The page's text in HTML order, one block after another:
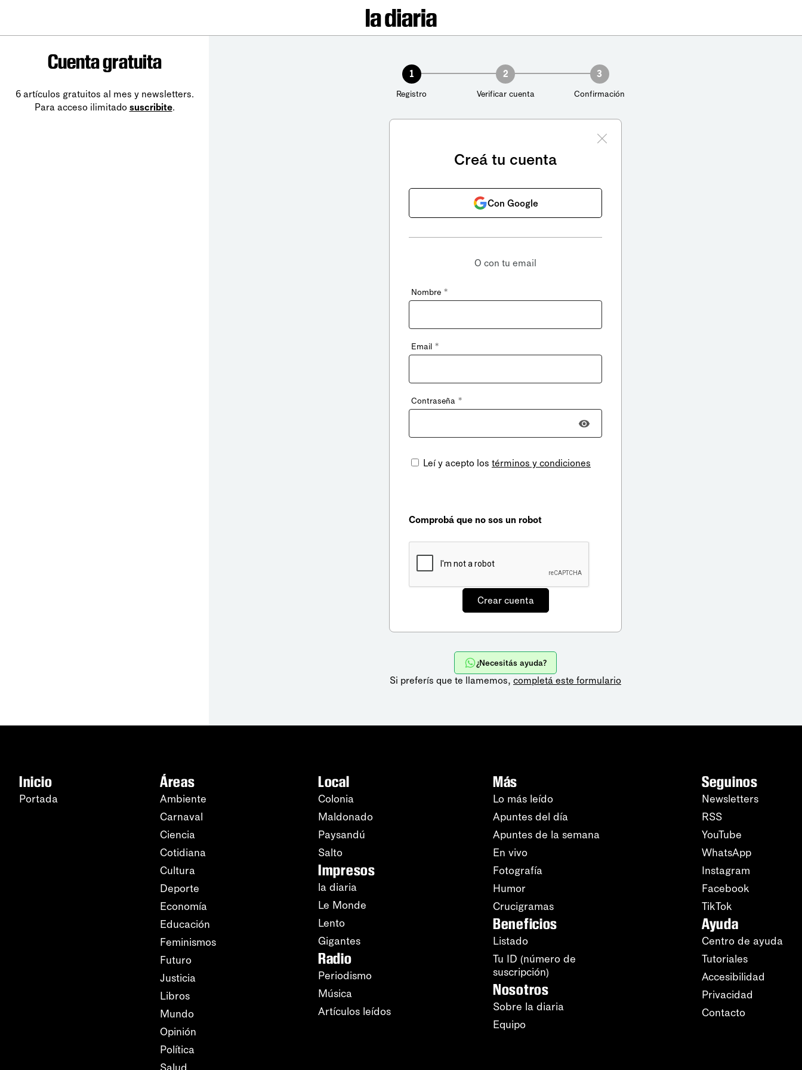
Cuenta gratuita
6 artículos gratuitos al mes y newsletters.
Para acceso ilimitado suscribite.
1
Registro
2
Verificar cuenta
3
Confirmación
Creá tu cuenta
Con Google
O con tu email
Nombre *
Email *
Contraseña *
Leí y acepto los términos y condiciones
Comprobá que no sos un robot
¿Necesitás ayuda?
Si preferís que te llamemos, completá este formulario
Inicio
Portada
Áreas
Ambiente
Carnaval
Ciencia
Cotidiana
Cultura
Deporte
Economía
Educación
Feminismos
Futuro
Justicia
Libros
Mundo
Opinión
Política
Local
Colonia
Maldonado
Paysandú
Salto
Impresos
la diaria
Le Monde
Lento
Gigantes
Radio
Periodismo
Música
Artículos leídos
Más
Lo más leído
Apuntes del día
Apuntes de la semana
En vivo
Fotografía
Humor
Crucigramas
Beneficios
Listado
Tu ID (número de
suscripción)
Nosotros
Sobre la diaria
Equipo
Seguinos
Newsletters
RSS
YouTube
WhatsApp
Instagram
Facebook
TikTok
Ayuda
Centro de ayuda
Tutoriales
Accesibilidad
Privacidad
Contacto